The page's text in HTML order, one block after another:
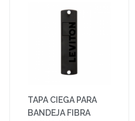
TAPA CIEGA PARA
BANDEJA FIBRA